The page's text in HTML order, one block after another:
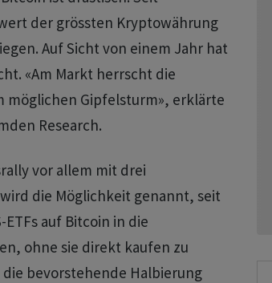
der grössten Kryptowährung
Auf Sicht von einem Jahr hat
«Am Markt herrscht die
möglichen Gipfelsturm», erklärte
Research.
vor allem mit drei
die Möglichkeit genannt, seit
auf Bitcoin in die
ohne sie direkt kaufen zu
bevorstehende Halbierung